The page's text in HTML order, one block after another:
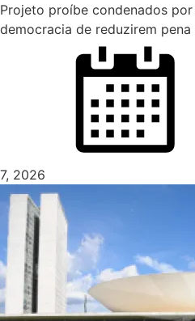
Projeto proíbe condenados
democracia de reduzirem pena
7, 2026